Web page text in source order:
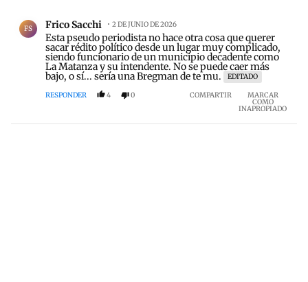
FS Frico Sacchi 2 DE JUNIO DE 2026
Esta pseudo periodista no hace otra cosa que querer
sacar rédito político desde un lugar muy complicado,
siendo funcionario de un municipio decadente como
La Matanza y su intendente. No se puede caer más
bajo, o sí... sería una Bregman de te mu. EDITADO
RESPONDER 4 0 COMPARTIR MARCAR
COMO
INAPROPIADO